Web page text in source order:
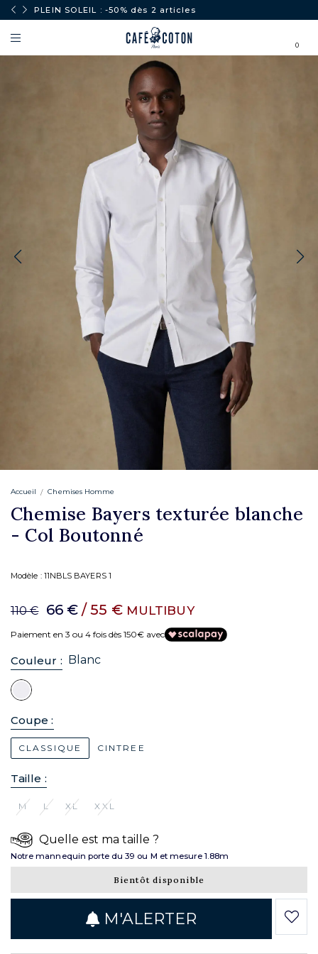
PLEIN SOLEIL : -50% dès 2 articles
0
Accueil Chemises Homme
Chemise Bayers texturée blanche
- Col Boutonné
Modèle : 11NBLS BAYERS 1
110 € 66 € / 55 € MULTIBUY
Paiement en 3 ou 4 fois dès 150€ avec
Couleur : Blanc
Coupe :
CLASSIQUE CINTREE
Taille :
M L XL XXL
Quelle est ma taille ?
Notre mannequin porte du 39 ou M et mesure 1.88m
Bientôt disponible
M'ALERTER